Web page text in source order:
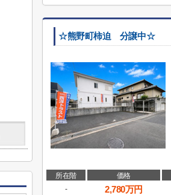
☆熊野町柿迫 分譲中☆
所在階 価格
-
2,780万円